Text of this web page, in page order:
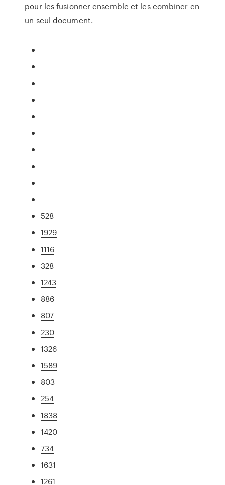
pour les fusionner ensemble et les combiner en
un seul document.
528
1929
1116
328
1243
886
807
230
1326
1589
803
254
1838
1420
734
1631
1261